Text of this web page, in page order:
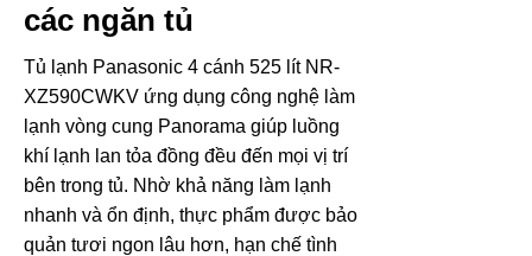
các ngăn tủ
Tủ lạnh Panasonic 4 cánh 525 lít NR-
XZ590CWKV ứng dụng công nghệ làm
lạnh vòng cung Panorama giúp luồng
khí lạnh lan tỏa đồng đều đến mọi vị trí
bên trong tủ. Nhờ khả năng làm lạnh
nhanh và ổn định, thực phẩm được bảo
quản tươi ngon lâu hơn, hạn chế tình